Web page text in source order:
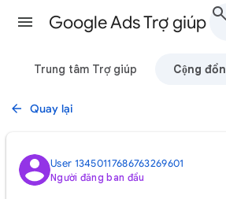
Google Ads Trợ giúp
Trung tâm Trợ giúp Cộng
Quay lại
User 13450117686763269601
Người đăng ban đầu